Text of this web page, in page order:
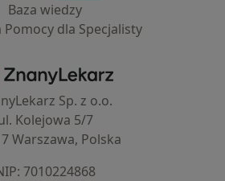
Baza wiedzy
dla Specjalisty
ZnanyLekarz - Strona główna
Sp. z o.o.
Kolejowa 5/7
Warszawa, Polska
⁠7010224868